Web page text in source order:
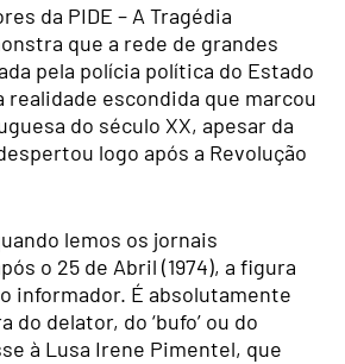
da PIDE – A Tragédia
que a rede de grandes
pela polícia política do Estado
realidade escondida que marcou
do século XX, apesar da
logo após a Revolução
lemos os jornais
o 25 de Abril (1974), a figura
informador. É absolutamente
delator, do ‘bufo’ ou do
à Lusa Irene Pimentel, que